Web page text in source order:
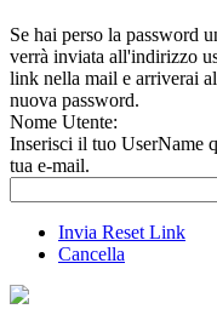
Se hai perso la password
verrà inviata all'indirizzo
link nella mail e arriverai
nuova password.
Nome Utente:
Inserisci il tuo UserName
tua e-mail.
Invia Reset Link
Cancella